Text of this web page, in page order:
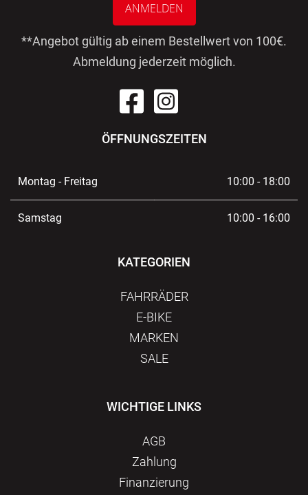
ANMELDEN
**Angebot gültig ab einem Bestellwert von 100€.
Abmeldung jederzeit möglich.
ÖFFNUNGSZEITEN
Montag - Freitag 10:00 - 18:00
Samstag 10:00 - 16:00
KATEGORIEN
FAHRRÄDER
E-BIKE
MARKEN
SALE
WICHTIGE LINKS
AGB
Zahlung
Finanzierung